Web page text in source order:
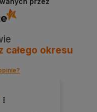
całego okresu